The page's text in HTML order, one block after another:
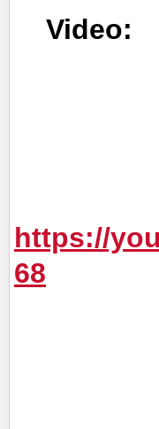
    Video:
https://
68